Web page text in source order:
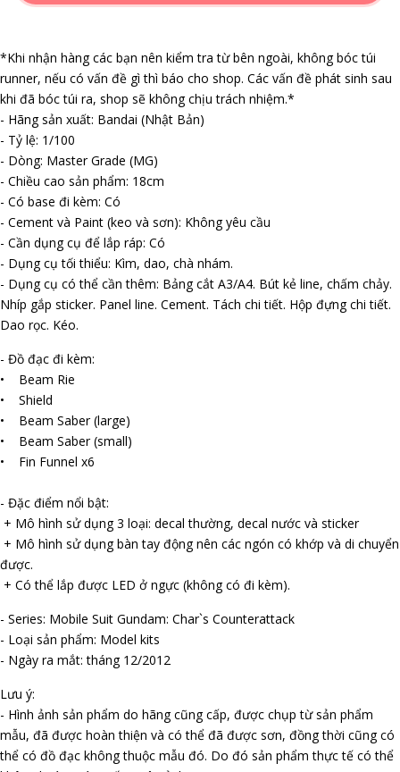
*Khi nhận hàng các bạn nên kiểm tra từ bên ngoài, không bóc túi
runner, nếu có vấn đề gì thì báo cho shop. Các vấn đề phát sinh sau
khi đã bóc túi ra, shop sẽ không chịu trách nhiệm.*
- Hãng sản xuất: Bandai (Nhật Bản)
- Tỷ lệ: 1/100
- Dòng: Master Grade (MG)
- Chiều cao sản phẩm: 18cm
- Có base đi kèm: Có
- Cement và Paint (keo và sơn): Không yêu cầu
- Cần dụng cụ để lắp ráp: Có
- Dụng cụ tối thiểu: Kìm, dao, chà nhám.
- Dụng cụ có thể cần thêm: Bảng cắt A3/A4. Bút kẻ line, chấm chảy.
Nhíp gắp sticker. Panel line. Cement. Tách chi tiết. Hộp đựng chi tiết.
Dao rọc. Kéo.
- Đồ đạc đi kèm:
• Beam Rifle
• Shield
• Beam Saber (large)
• Beam Saber (small)
• Fin Funnel x6
- Đặc điểm nổi bật:
+ Mô hình sử dụng 3 loại: decal thường, decal nước và sticker
+ Mô hình sử dụng bàn tay động nên các ngón có khớp và di chuyển
được.
+ Có thể lắp được LED ở ngực (không có đi kèm).
- Series: Mobile Suit Gundam: Char`s Counterattack
- Loại sản phẩm: Model kits
- Ngày ra mắt: tháng 12/2012
Lưu ý:
- Hình ảnh sản phẩm do hãng cũng cấp, được chụp từ sản phẩm
mẫu, đã được hoàn thiện và có thể đã được sơn, đồng thời cũng có
thể có đồ đạc không thuộc mẫu đó. Do đó sản phẩm thực tế có thể